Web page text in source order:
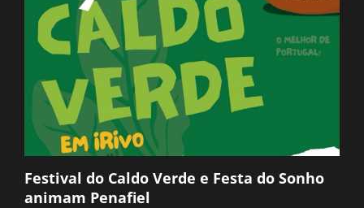
Festival do Caldo Verde e Festa do Sonho
animam Penafiel